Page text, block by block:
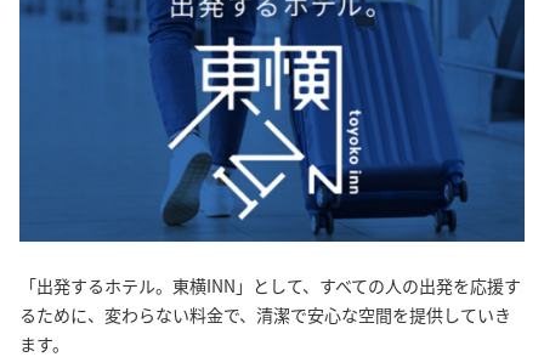
「出発するホテル。東横INN」として、すべての人の出発を応援す
るために、変わらない料金で、清潔で安心な空間を提供していき
ます。